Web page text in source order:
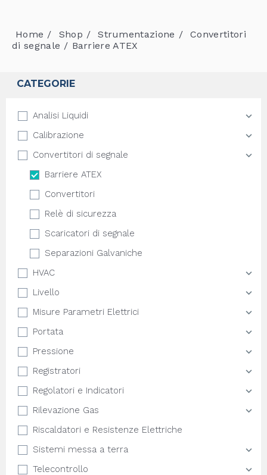
Home Shop Strumentazione
Convertitori
di segnale
Barriere ATEX
CATEGORIE
Analisi Liquidi
Calibrazione
Convertitori di segnale
Barriere ATEX
Convertitori
Relè di sicurezza
Scaricatori di segnale
Separazioni Galvaniche
HVAC
Livello
Misure Parametri Elettrici
Portata
Pressione
Registratori
Regolatori e Indicatori
Rilevazione Gas
Riscaldatori e Resistenze Elettriche
Sistemi messa a terra
Telecontrollo